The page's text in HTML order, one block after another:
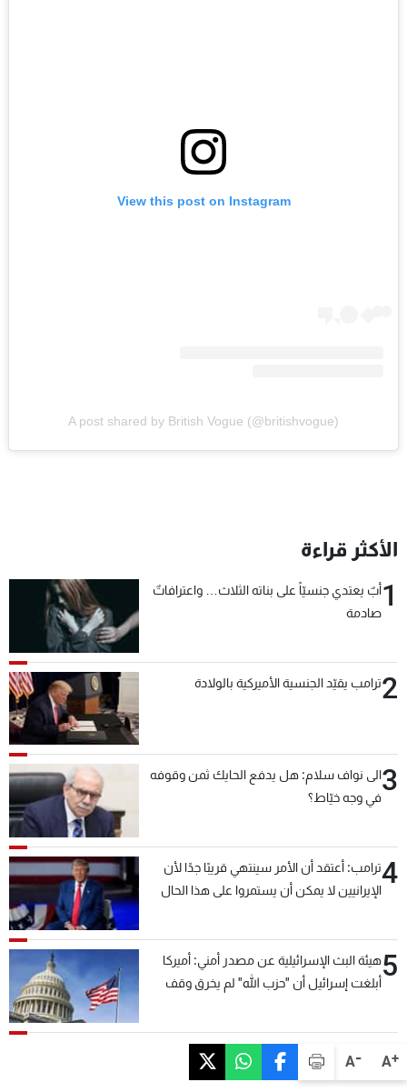
A+
A-
View this post on Instagram
A post shared by British Vogue (@britishvogue)
الأكثر قراءة
1أبٌ يعتدي جنسيّاً على بناته الثلاث… واعترافاتٌ
صادمة
2ترامب يقيّد الجنسية الأميركية بالولادة
3الى نواف سلام: هل يدفع الحايك ثمن وقوفه
في وجه خيّاط؟
4ترامب: أعتقد أن الأمر سينتهي قريبًا جدًا لأن
الإيرانيين لا يمكن أن يستمروا على هذا الحال
5هيئة البث الإسرائيلية عن مصدر أمني: أميركا
أبلغت إسرائيل أن "حزب الله" لم يخرق وقف